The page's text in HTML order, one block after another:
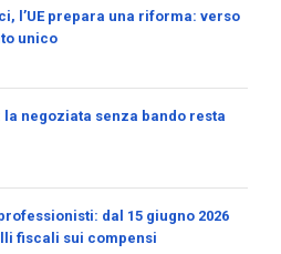
l’UE prepara una riforma: verso
unico
la negoziata senza bando resta
dal 15 giugno 2026
fiscali sui compensi